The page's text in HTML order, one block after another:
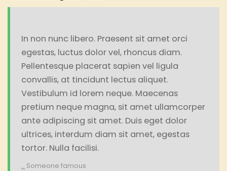
In non nunc libero. Praesent sit amet orci
egestas, luctus dolor vel, rhoncus diam.
Pellentesque placerat sapien vel ligula
convallis, at tincidunt lectus aliquet.
Vestibulum id lorem neque. Maecenas
pretium neque magna, sit amet ullamcorper
ante adipiscing sit amet. Duis eget dolor
ultrices, interdum diam sit amet, egestas
tortor. Nulla facilisi.
Someone famous